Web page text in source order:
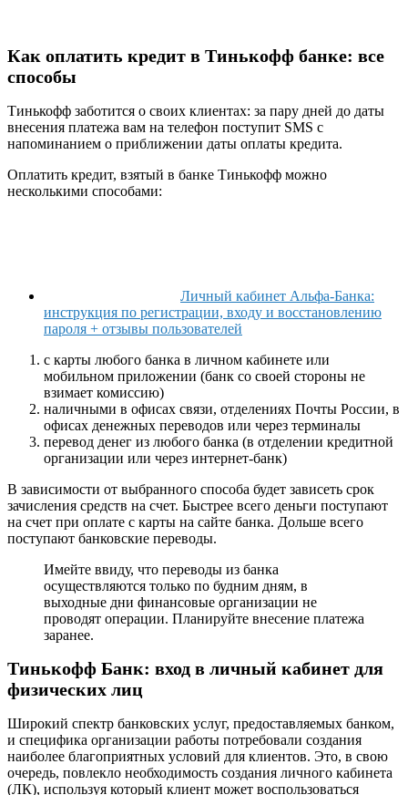
Как оплатить кредит в Тинькофф банке: все
способы
Тинькофф заботится о своих клиентах: за пару дней до даты
внесения платежа вам на телефон поступит SMS с
напоминанием о приближении даты оплаты кредита.
Оплатить кредит, взятый в банке Тинькофф можно
несколькими способами:
Личный кабинет Альфа-Банка:
инструкция по регистрации, входу и восстановлению
пароля + отзывы пользователей
с карты любого банка в личном кабинете или
мобильном приложении (банк со своей стороны не
взимает комиссию)
наличными в офисах связи, отделениях Почты России, в
офисах денежных переводов или через терминалы
перевод денег из любого банка (в отделении кредитной
организации или через интернет-банк)
В зависимости от выбранного способа будет зависеть срок
зачисления средств на счет. Быстрее всего деньги поступают
на счет при оплате с карты на сайте банка. Дольше всего
поступают банковские переводы.
Имейте ввиду, что переводы из банка
осуществляются только по будним дням, в
выходные дни финансовые организации не
проводят операции. Планируйте внесение платежа
заранее.
Тинькофф Банк: вход в личный кабинет для
физических лиц
Широкий спектр банковских услуг, предоставляемых банком,
и специфика организации работы потребовали создания
наиболее благоприятных условий для клиентов. Это, в свою
очередь, повлекло необходимость создания личного кабинета
(ЛК), используя который клиент может воспользоваться